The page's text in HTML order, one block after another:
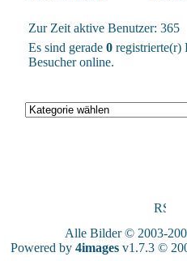
Zur Zeit aktive Benutzer: 365
Es sind gerade 0 registrierte(r)
Besucher online.
Alle Bilder © 2003-
Powered by 4imagesv1.7.3 ©